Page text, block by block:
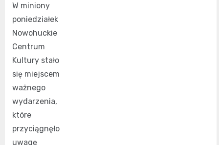
W miniony
poniedziałek
Nowohuckie
Centrum
Kultury stało
się miejscem
ważnego
wydarzenia,
które
przyciągnęło
uwagę